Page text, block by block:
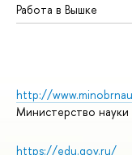
Работа в Вышке
http://
Министерство
https://edu.gov.ru/